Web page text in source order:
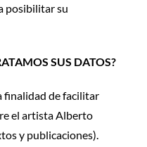
posibilitar su
SUS DATOS?
finalidad de facilitar
el artista Alberto
y publicaciones).